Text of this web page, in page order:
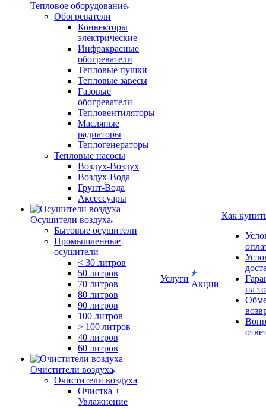
Тепловое оборудование
Обогреватели
Конвекторы
электрические
Инфракрасные
обогреватели
Тепловые пушки
Тепловые завесы
Газовые
обогреватели
Тепловентиляторы
Масляные
радиаторы
Теплогенераторы
Тепловые насосы
Воздух-Воздух
Воздух-Вода
Грунт-Вода
Аксессуары
Осушители воздуха
Бытовые осушители
Промышленные
осушители
< 30 литров
50 литров
70 литров
80 литров
90 литров
100 литров
> 100 литров
40 литров
60 литров
Очистители воздуха
Очистители воздуха
Очистка +
Увлажнение
Услуги
Акции
Как
на